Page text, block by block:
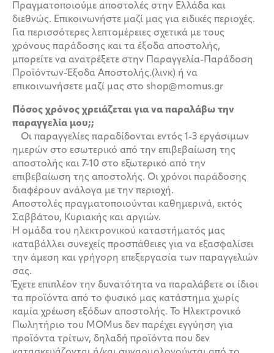
Πραγματοποιούμε αποστολές στην Ελλάδα και
διεθνώς. Επικοινωνήστε μαζί μας για ειδικές περιοχές.
Για περισσότερες λεπτομέρειες σχετικά με τους
χρόνους παράδοσης και τα έξοδα αποστολής,
μπορείτε να ανατρέξετε στην Παραγγελία-Παράδοση
Προϊόντων-Έξοδα Αποστολής.(λινκ) ή να
επικοινωνήσετε μαζί μας στο shop@momus.gr
Πόσος χρόνος χρειάζεται για να παραλάβω την
παραγγελία μου;;
Οι παραγγελίες παραδίδονται εντός 1-3 εργάσιμων
ημερών στο εσωτερικό από την επιβεβαίωση της
αποστολής και 7-10 στο εξωτερικό από την
επιβεβαίωση της αποστολής. Οι χρόνοι παράδοσης
διαφέρουν ανάλογα με την περιοχή.
Αποστολές πραγματοποιούνται καθημερινά, εκτός
Σαββάτου, Κυριακής και αργιών.
Η ομάδα του ηλεκτρονικού καταστήματός μας
καταβάλλει συνεχείς προσπάθειες για να εξασφαλίσει
την άμεση και γρήγορη επεξεργασία των παραγγελιών
σας.
Έχετε επιπλέον την δυνατότητα να παραλάβετε οι ίδιοι
τα προϊόντα από το φυσικό μας κατάστημα χωρίς
καμία χρέωση εξόδων αποστολής. Το Ηλεκτρονικό
Πωλητήριο του MOMus δεν παρέχει εγγύηση για
προϊόντα τρίτων, δηλαδή προϊόντα που δεν